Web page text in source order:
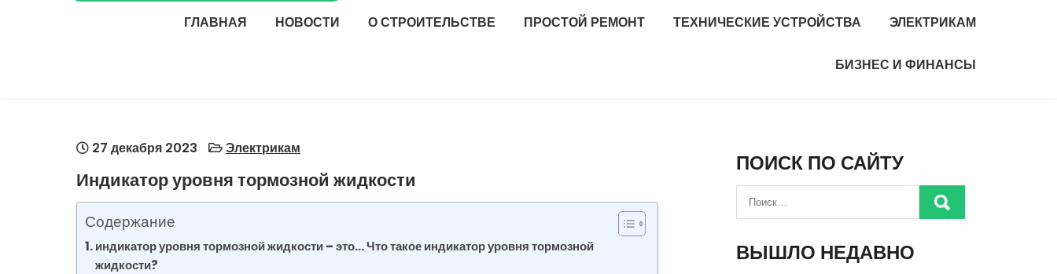
ГЛАВНАЯ НОВОСТИ О СТРОИТЕЛЬСТВЕ ПРОСТОЙ РЕМОНТ ТЕХНИЧЕСКИЕ УСТРОЙСТВА ЭЛЕКТРИКАМ
БИЗНЕС И ФИНАНСЫ
27 декабря 2023 Электрикам
Индикатор уровня тормозной жидкости
Содержание
индикатор уровня тормозной жидкости – это… Что такое индикатор уровня тормозной
жидкости?
ПОИСК ПО САЙТУ
ВЫШЛО НЕДАВНО